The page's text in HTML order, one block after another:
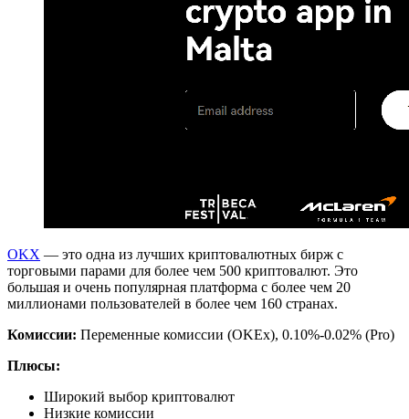
OKX — это одна из лучших криптовалютных бирж с
торговыми парами для более чем 500 криптовалют. Это
большая и очень популярная платформа с более чем 20
миллионами пользователей в более чем 160 странах.
Комиссии: Переменные комиссии (OKEx), 0.10%-0.02% (Pro)
Плюсы:
Широкий выбор криптовалют
Низкие комиссии